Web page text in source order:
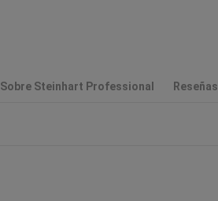
Sobre Steinhart Professional Reseñas